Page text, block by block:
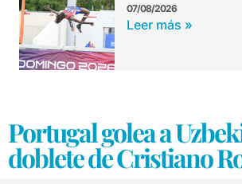
07/08/2026
Leer más »
Portugal golea a
doblete de Cristiano